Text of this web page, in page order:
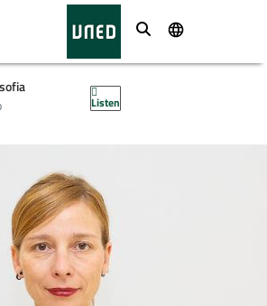
Buscar
Listen